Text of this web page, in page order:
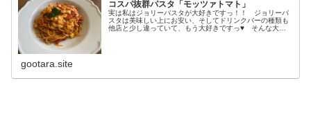
コスパ抜群パスタ「モッツァトマト」
実は私はジョリーパスタが大好きですっ！！ ジョリーパ
スタは美味しい上にお安い、そしてドリンクバーの種類も
他店と少し違っていて、もう大好きですっ♥ そんな大好
gootara.site